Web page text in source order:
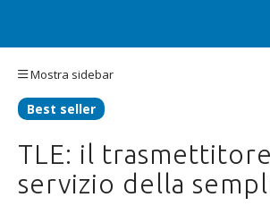
VIDEO
BLOG
NEWS
CERCA
Mostra sidebar
Best seller
TLE: il
servizio della